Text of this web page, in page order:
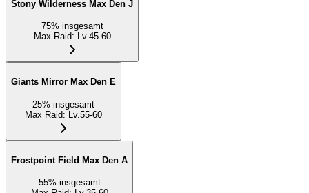
Stony Wilderness Max Den J
75% insgesamt
Max Raid: Lv.45-60
Giants Mirror Max Den E
25% insgesamt
Max Raid: Lv.55-60
Frostpoint Field Max Den A
55% insgesamt